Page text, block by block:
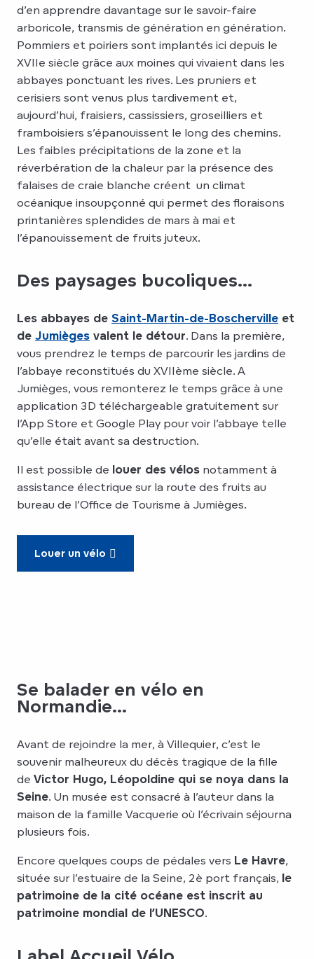
d’en apprendre davantage sur le savoir-faire
arboricole, transmis de génération en génération.
Pommiers et poiriers sont implantés ici depuis le
XVIIe siècle grâce aux moines qui vivaient dans les
abbayes ponctuant les rives. Les pruniers et
cerisiers sont venus plus tardivement et,
aujourd’hui, fraisiers, cassissiers, groseilliers et
framboisiers s’épanouissent le long des chemins.
Les faibles précipitations de la zone et la
réverbération de la chaleur par la présence des
falaises de craie blanche créent un climat
océanique insoupçonné qui permet des floraisons
printanières splendides de mars à mai et
l’épanouissement de fruits juteux.
Des paysages bucoliques...
Les abbayes de Saint-Martin-de-Boscherville et
de Jumièges valent le détour. Dans la première,
vous prendrez le temps de parcourir les jardins de
l’abbaye reconstitués du XVIIème siècle. A
Jumièges, vous remonterez le temps grâce à une
application 3D téléchargeable gratuitement sur
l’App Store et Google Play pour voir l’abbaye telle
qu’elle était avant sa destruction.
Il est possible de louer des vélos notamment à
assistance électrique sur la route des fruits au
bureau de l’Office de Tourisme à Jumièges.
Louer un vélo
Se balader en vélo en
Normandie...
Avant de rejoindre la mer, à Villequier, c’est le
souvenir malheureux du décès tragique de la fille
de Victor Hugo, Léopoldine qui se noya dans la
Seine. Un musée est consacré à l’auteur dans la
maison de la famille Vacquerie où l’écrivain séjourna
plusieurs fois.
Encore quelques coups de pédales vers Le Havre,
située sur l’estuaire de la Seine, 2è port français, le
patrimoine de la cité océane est inscrit au
patrimoine mondial de l’UNESCO.